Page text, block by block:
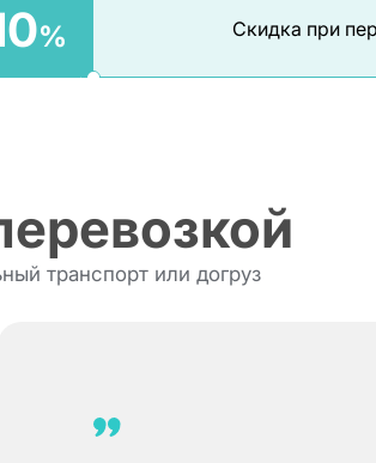
% Скидка при
транспорт или догруз